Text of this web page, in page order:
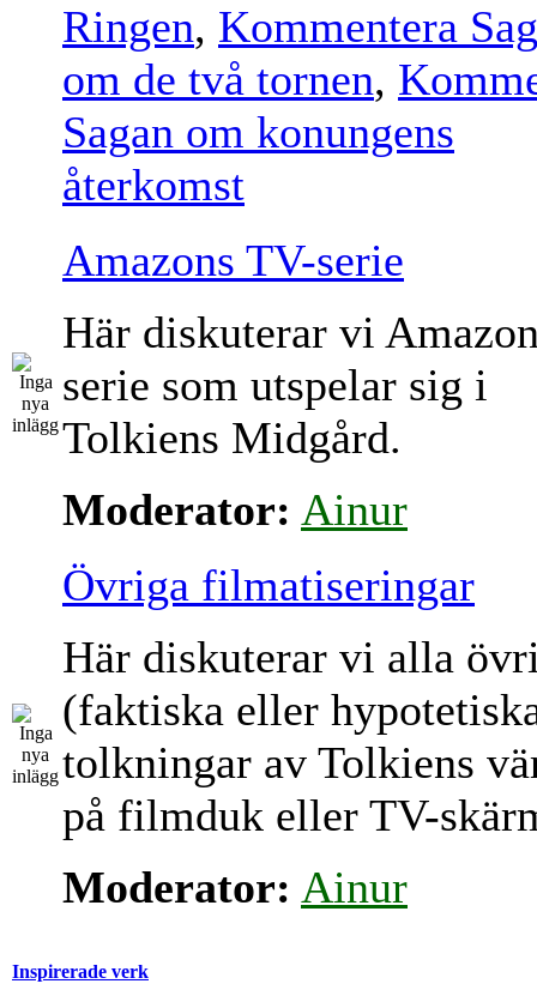
Ringen, Kommentera
om de två tornen,
Sagan om konungens
återkomst
Amazons TV-serie
Här diskuterar vi
serie som utspelar sig i
Tolkiens Midgård.
Moderator: Ainur
Övriga filmatiseringar
Här diskuterar vi alla
(faktiska eller
tolkningar av Tolkiens
på filmduk eller TV-
Moderator: Ainur
Inspirerade verk